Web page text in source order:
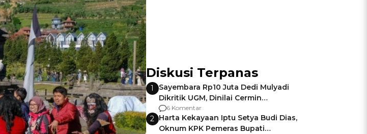
Diskusi Terpanas
1
Sayembara Rp10 Juta Dedi Mulyadi
Dikritik UGM, Dinilai Cermin
Gagalnya Negara Jamin Keamanan
6 Komentar
2 Harta Kekayaan Iptu Setya Budi Dias,
Oknum KPK Pemeras Bupati